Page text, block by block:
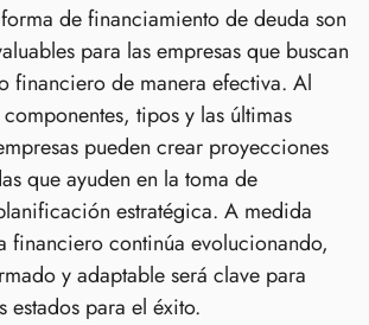
de financiamiento de deuda son
para las empresas que buscan
financiero de manera efectiva. Al
tipos y las últimas
pueden crear proyecciones
que ayuden en la toma de
estratégica. A medida
financiero continúa evolucionando,
y adaptable será clave para
estados para el éxito.